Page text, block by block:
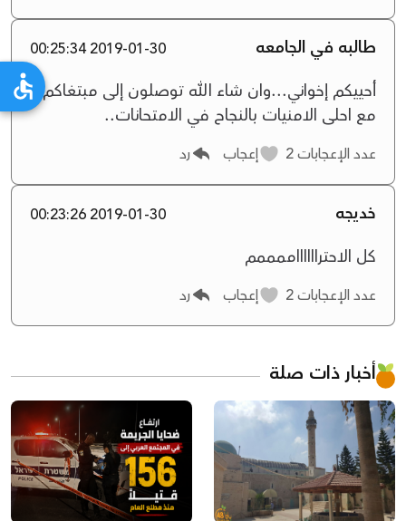
طالبه في الجامعه 2019-01-30 00:25:34
أحييكم إخواني...وان شاء الله توصلون إلى مبتغاكم
مع احلى الامنيات بالنجاح في الامتحانات..
عدد الإعجابات إعجاب رد
خديجه 2019-01-30 00:23:26
كل الاحترااااااممممم
عدد الإعجابات إعجاب رد
أخبار ذات صلة